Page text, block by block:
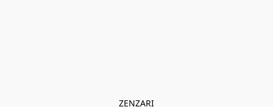
ZENZARI